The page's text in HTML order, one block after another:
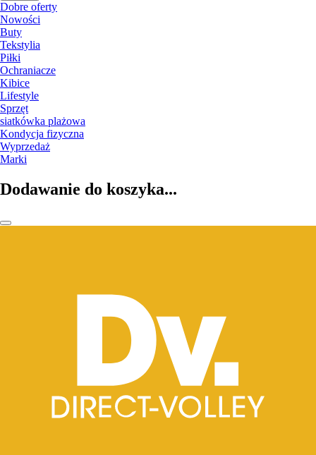
Dobre oferty
Nowości
Buty
Tekstylia
Piłki
Ochraniacze
Kibice
Lifestyle
Sprzęt
siatkówka plażowa
Kondycja fizyczna
Wyprzedaż
Marki
Dodawanie do koszyka...